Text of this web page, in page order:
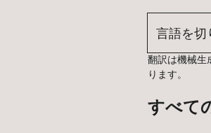
言語を切
翻訳は機械生
ります。
すべて